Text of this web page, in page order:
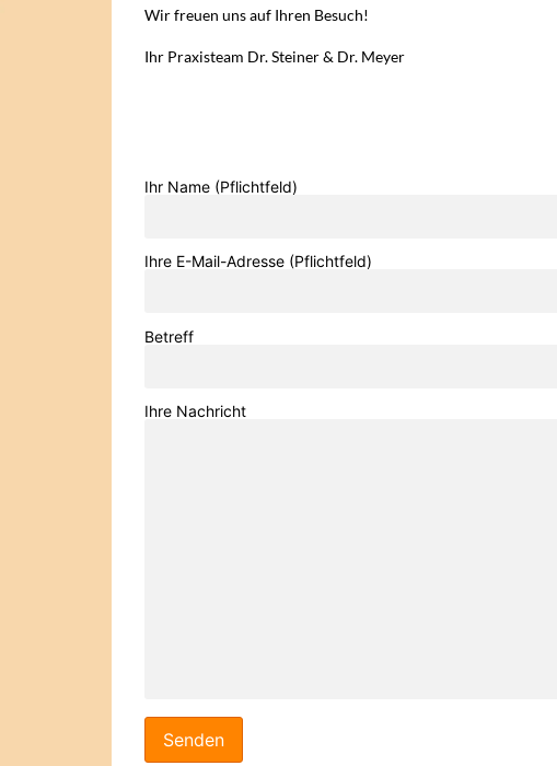
Wir freuen uns auf Ihren Besuch!
Ihr Praxisteam Dr. Steiner & Dr. Meyer
Ihr Name (Pflichtfeld)
Ihre E-Mail-Adresse (Pflichtfeld)
Betreff
Ihre Nachricht